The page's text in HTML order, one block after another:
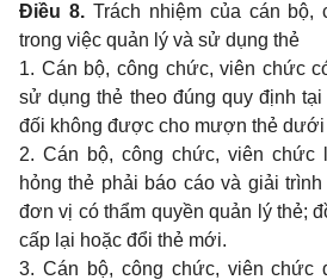
Điều 8. Trách nhiệm của cán bộ,
trong việc quản lý và sử dụng thẻ
1. Cán bộ, công chức, viên chức
sử dụng thẻ theo đúng quy định tại
đối không được cho mượn thẻ dưới
2. Cán bộ, công chức, viên chức
hỏng thẻ phải báo cáo và giải
đơn vị có thẩm quyền quản lý thẻ;
cấp lại hoặc đổi thẻ mới.
3. Cán bộ, công chức, viên chức